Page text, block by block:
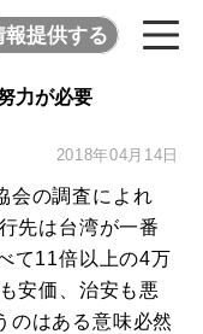
報提供する
力が必要
2018年04月14日
会の調査によれ
先は台湾が一番
て11倍以上の4万
安価、治安も悪
のはある意味必然